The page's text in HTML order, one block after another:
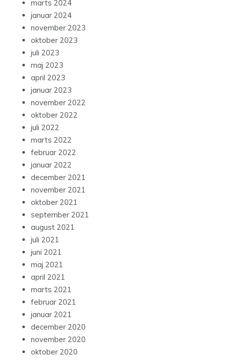
marts 2024
januar 2024
november 2023
oktober 2023
juli 2023
maj 2023
april 2023
januar 2023
november 2022
oktober 2022
juli 2022
marts 2022
februar 2022
januar 2022
december 2021
november 2021
oktober 2021
september 2021
august 2021
juli 2021
juni 2021
maj 2021
april 2021
marts 2021
februar 2021
januar 2021
december 2020
november 2020
oktober 2020